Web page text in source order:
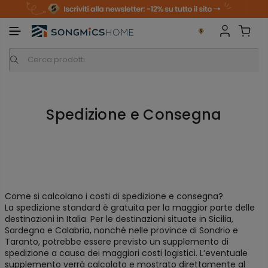
Spedizione e Consegna
Come si calcolano i costi di spedizione e consegna?
La spedizione standard è gratuita per la maggior parte delle
destinazioni in Italia. Per le destinazioni situate in Sicilia,
Sardegna e Calabria, nonché nelle province di Sondrio e
Taranto, potrebbe essere previsto un supplemento di
spedizione a causa dei maggiori costi logistici. L’eventuale
supplemento verrà calcolato e mostrato direttamente al